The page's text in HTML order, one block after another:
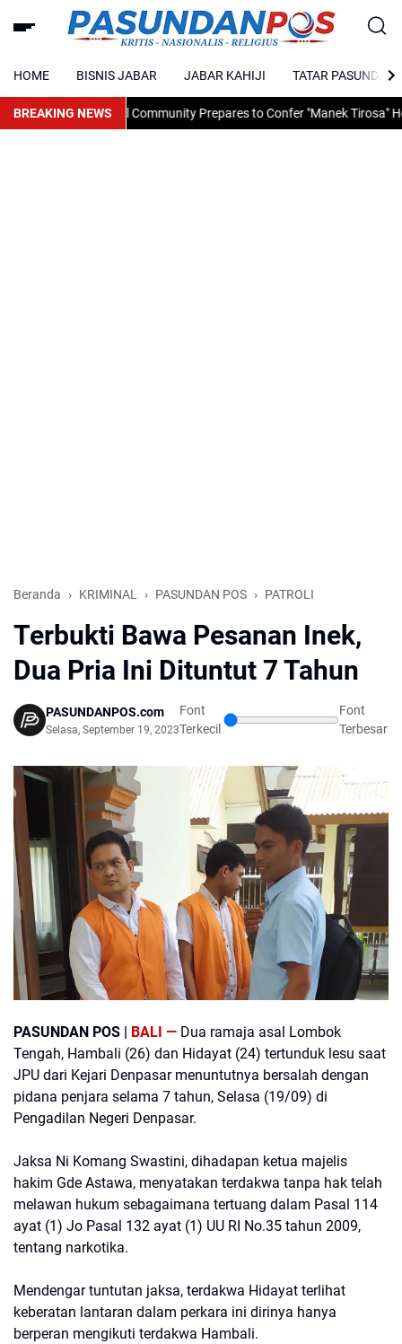
HOME BISNIS JABAR JABAR KAHIJI TATAR PASUNDAN
BREAKING NEWS
NTT Traditional Community Prepares to Confer "Manek Tirosa"
Beranda KRIMINAL PASUNDAN POS PATROLI
Terbukti Bawa Pesanan Inek,
Dua Pria Ini Dituntut 7 Tahun
PASUNDANPOS.com
Selasa, September 19, 2023
Font
Terkecil
Font
Terbesar
PASUNDAN POS | BALI — Dua ramaja asal Lombok
Tengah, Hambali (26) dan Hidayat (24) tertunduk lesu saat
JPU dari Kejari Denpasar menuntutnya bersalah dengan
pidana penjara selama 7 tahun, Selasa (19/09) di
Pengadilan Negeri Denpasar.
Jaksa Ni Komang Swastini, dihadapan ketua majelis
hakim Gde Astawa, menyatakan terdakwa tanpa hak telah
melawan hukum sebagaimana tertuang dalam Pasal 114
ayat (1) Jo Pasal 132 ayat (1) UU RI No.35 tahun 2009,
tentang narkotika.
Mendengar tuntutan jaksa, terdakwa Hidayat terlihat
keberatan lantaran dalam perkara ini dirinya hanya
berperan mengikuti terdakwa Hambali.